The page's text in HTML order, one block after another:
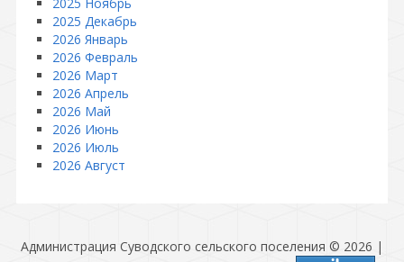
2025 Декабрь
2026 Январь
2026 Февраль
2026 Март
2026 Апрель
2026 Май
2026 Июнь
2026 Июль
2026 Август
Администрация Суводского сельского поселения © 2026 |